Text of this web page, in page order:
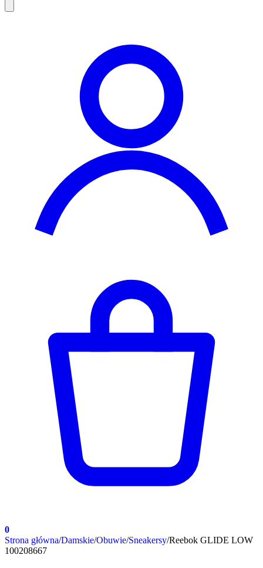
0
Strona główna/Damskie/Obuwie/Sneakersy/Reebok GLIDE LOW
100208667